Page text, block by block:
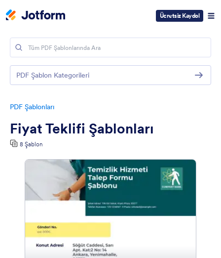
Ücretsiz Kaydol
PDF Şablonları
Fiyat Teklifi Şablonları
8 Şablon
PDF Şablon Kategorileri